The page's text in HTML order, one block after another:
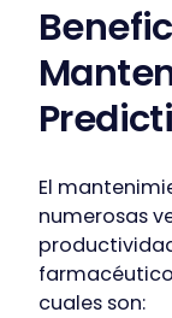
El
numerosas
cuales son: